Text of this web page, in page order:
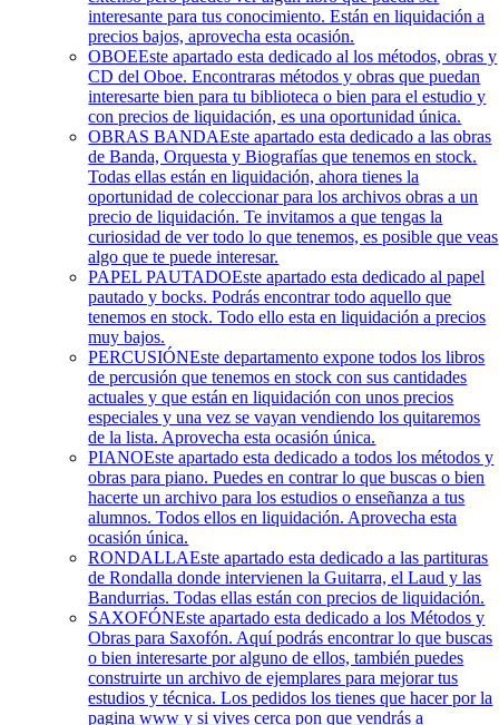
interesante para tus conocimiento. Están en liquidación a
precios bajos, aprovecha esta ocasión.
OBOEEste apartado esta dedicado al los métodos, obras y
CD del Oboe. Encontraras métodos y obras que puedan
interesarte bien para tu biblioteca o bien para el estudio y
con precios de liquidación, es una oportunidad única.
OBRAS BANDAEste apartado esta dedicado a las obras
de Banda, Orquesta y Biografías que tenemos en stock.
Todas ellas están en liquidación, ahora tienes la
oportunidad de coleccionar para los archivos obras a un
precio de liquidación. Te invitamos a que tengas la
curiosidad de ver todo lo que tenemos, es posible que veas
algo que te puede interesar.
PAPEL PAUTADOEste apartado esta dedicado al papel
pautado y bocks. Podrás encontrar todo aquello que
tenemos en stock. Todo ello esta en liquidación a precios
muy bajos.
PERCUSIÓNEste departamento expone todos los libros
de percusión que tenemos en stock con sus cantidades
actuales y que están en liquidación con unos precios
especiales y una vez se vayan vendiendo los quitaremos
de la lista. Aprovecha esta ocasión única.
PIANOEste apartado esta dedicado a todos los métodos y
obras para piano. Puedes en contrar lo que buscas o bien
hacerte un archivo para los estudios o enseñanza a tus
alumnos. Todos ellos en liquidación. Aprovecha esta
ocasión única.
RONDALLAEste apartado esta dedicado a las partituras
de Rondalla donde intervienen la Guitarra, el Laud y las
Bandurrias. Todas ellas están con precios de liquidación.
SAXOFÓNEste apartado esta dedicado a los Métodos y
Obras para Saxofón. Aquí podrás encontrar lo que buscas
o bien interesarte por alguno de ellos, también puedes
construirte un archivo de ejemplares para mejorar tus
estudios y técnica. Los pedidos los tienes que hacer por la
pagina www y si vives cerca pon que vendrás a